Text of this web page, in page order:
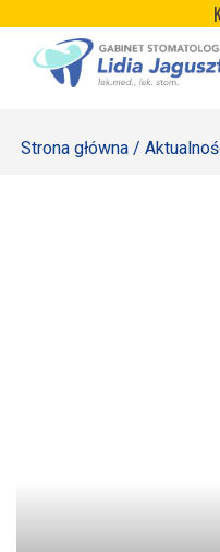
contentSTRONA GŁÓWNA
REJESTRACJA
Strona główna /